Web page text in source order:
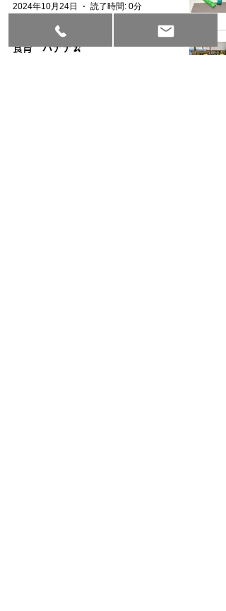
2024年10月24日 読了時間: 0分
食育 バナナ🍌